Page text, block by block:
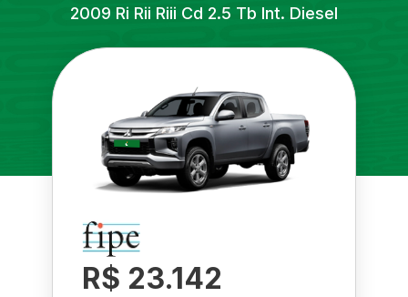
2009 Ri Rii Riii Cd 2.5 Tb Int. Diesel
R$ 23.142